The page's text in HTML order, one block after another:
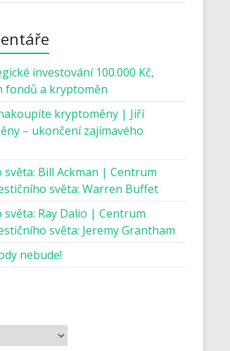
investování 100.000 Kč,
fondů a kryptoměn
kryptoměny | Jiří
– ukončení zajímavého
Bill Ackman | Centrum
světa: Warren Buffet
Ray Dalio | Centrum
světa: Jeremy Grantham
nebude!